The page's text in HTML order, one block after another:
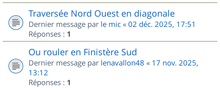
Traversée Nord Ouest en diagonale
Dernier message par le mic « 02 déc. 2025, 17:51
Réponses : 1
Ou rouler en Finistère Sud
Dernier message par lenavallon48 « 17 nov. 2025,
13:12
Réponses : 1